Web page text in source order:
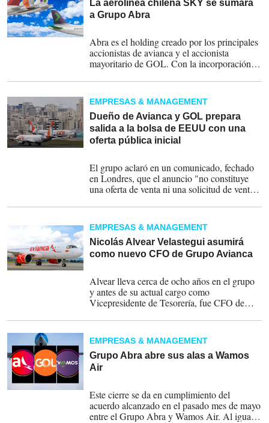
La aerolínea chilena SKY se sumará
a Grupo Abra
Abra es el holding creado por los principales
accionistas de avianca y el accionista
mayoritario de GOL. Con la incorporación
EMPRESAS & MANAGEMENT
Dueño de Avianca y GOL prepara
salida a la bolsa de EEUU con una
oferta pública inicial
El grupo aclaró en un comunicado, fechado
en Londres, que el anuncio "no constituye
una oferta de venta ni una solicitud de venta
de su proceso preparatorio ante la autoridad
estadounidense.
EMPRESAS & MANAGEMENT
Nicolás Alvear Velastegui asumirá
como nuevo CFO de Grupo Avianca
Alvear lleva cerca de ocho años en el grupo
y antes de su actual cargo como
Vicepresidente de Tesorería, fue CFO de
EMPRESAS & MANAGEMENT
Grupo Abra abre sus alas a Wamos
Air
Este cierre se da en cumplimiento del
acuerdo alcanzado en el pasado mes de mayo
entre el Grupo Abra y Wamos Air. Al igual